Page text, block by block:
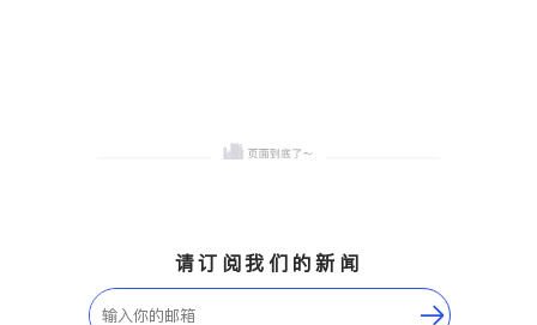
请订阅我们的新闻